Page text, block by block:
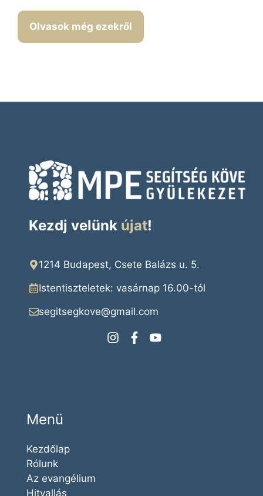
Olvasok még ezekről
Kezdj velünk újat!
1214 Budapest, Csete Balázs u. 5.
Istentiszteletek: vasárnap 16.00-tól
segitsegkove@gmail.com
Menü
Kezdőlap
Rólunk
Az evangélium
Hitvallás